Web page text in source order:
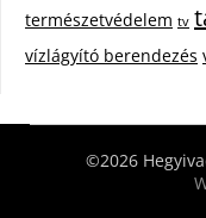
természetvédelem tv
vízlágyító berendezés
©2026